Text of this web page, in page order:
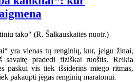
yra vienas tų renginių, kur, jeigu žinai,
pradedi fiziškai ruoštis. Reikia
paskui vis tiek išsiderins miego ritmas,
pakaupti jėgas renginių maratonui.